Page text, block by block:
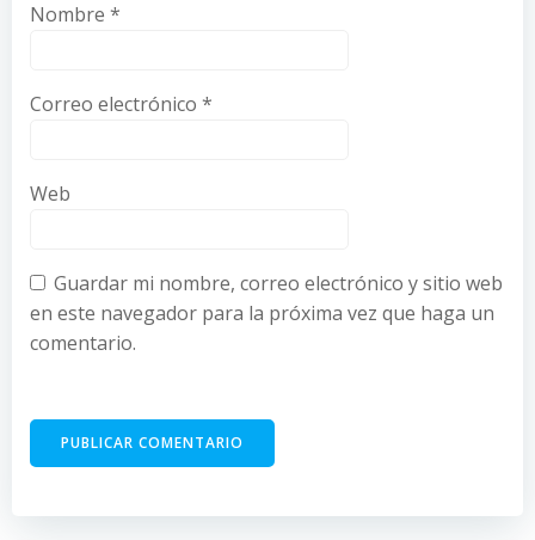
Nombre *
Correo electrónico *
Web
Guardar mi nombre, correo electrónico y sitio web
en este navegador para la próxima vez que haga un
comentario.